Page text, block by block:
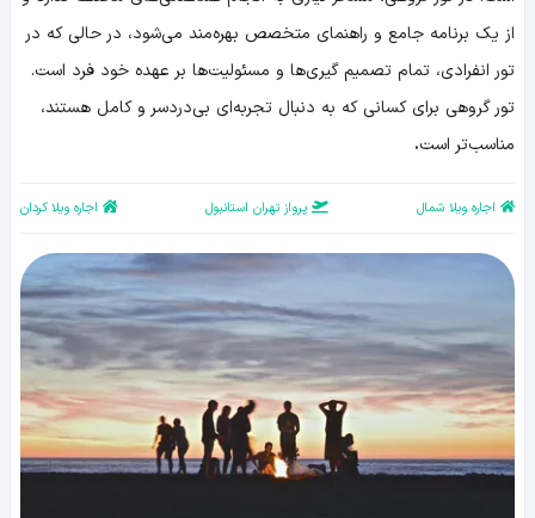
از یک برنامه جامع و راهنمای متخصص بهره‌مند می‌شود، در حالی که در
تور انفرادی، تمام تصمیم‌ گیری‌ها و مسئولیت‌ها بر عهده خود فرد است.
تور گروهی برای کسانی که به دنبال تجربه‌ای بی‌دردسر و کامل هستند،
مناسب‌تر است.
اجاره ویلا شمال پرواز تهران استانبول اجاره ویلا کردان